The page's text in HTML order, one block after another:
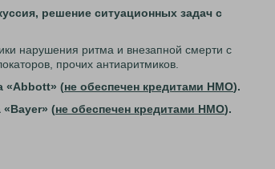
решение ситуационных задач с
нарушения ритма и внезапной смерти с
прочих антиаритмиков.
«Abbott» (не обеспечен кредитами НМО).
(не обеспечен кредитами НМО).